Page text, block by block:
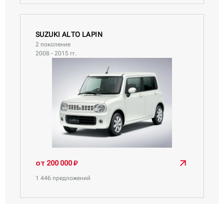
Suzuki Ignis
Suzuki Jimny Sierra
Suzuki Kei
Suzuki Kizashi
Suzuki MR Wagon
Suzuki Palette
Suzuki SX4
Suzuki Solio
Suzuki Wagon R Smile
SUZUKI ALTO LAPIN
2 поколение
2008 - 2015 гг.
от 200 000 ₽
1 446 предложений